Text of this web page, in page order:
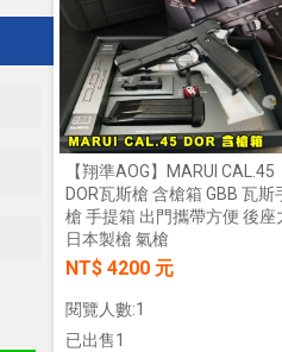
【翔準AOG】MARUI CAL.45
DOR瓦斯槍 含槍箱 GBB 瓦斯
槍 手提箱 出門攜帶方便 後座
日本製槍 氣槍
NT$ 4200 元
閱覽人數:1
已出售1